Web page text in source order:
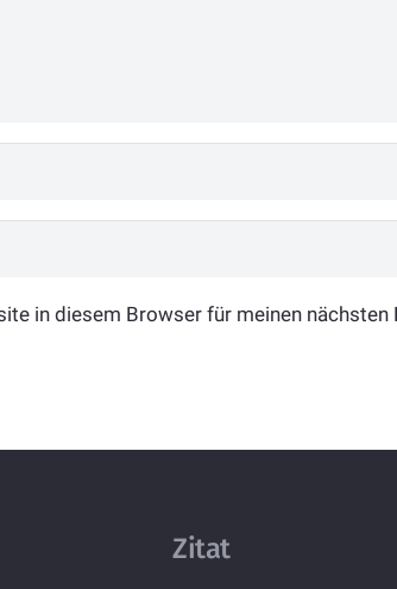
in diesem Browser für meinen
Zitat